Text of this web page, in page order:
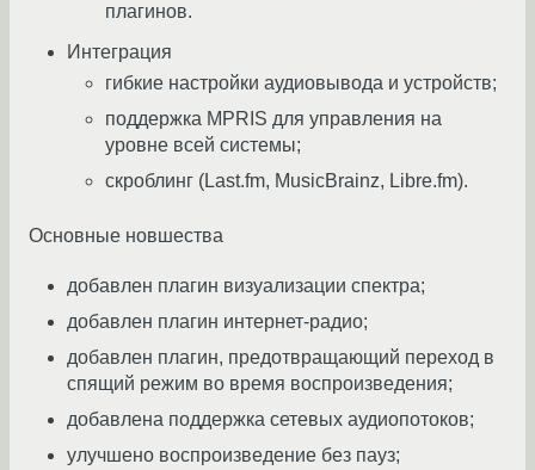
плагинов.
Интеграция
гибкие настройки аудиовывода и устройств;
поддержка MPRIS для управления на
уровне всей системы;
скроблинг (Last.fm, MusicBrainz, Libre.fm).
Основные новшества
добавлен плагин визуализации спектра;
добавлен плагин интернет-радио;
добавлен плагин, предотвращающий переход в
спящий режим во время воспроизведения;
добавлена поддержка сетевых аудиопотоков;
улучшено воспроизведение без пауз;